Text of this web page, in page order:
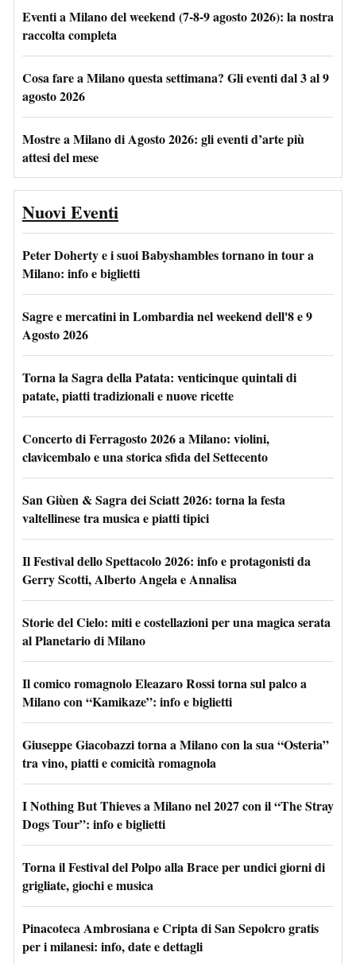
Eventi a Milano del weekend (7-8-9 agosto 2026): la nostra
raccolta completa
Cosa fare a Milano questa settimana? Gli eventi dal 3 al 9
agosto 2026
Mostre a Milano di Agosto 2026: gli eventi d’arte più
attesi del mese
Nuovi Eventi
Peter Doherty e i suoi Babyshambles tornano in tour a
Milano: info e biglietti
Sagre e mercatini in Lombardia nel weekend dell'8 e 9
Agosto 2026
Torna la Sagra della Patata: venticinque quintali di
patate, piatti tradizionali e nuove ricette
Concerto di Ferragosto 2026 a Milano: violini,
clavicembalo e una storica sfida del Settecento
San Giùen & Sagra dei Sciatt 2026: torna la festa
valtellinese tra musica e piatti tipici
Il Festival dello Spettacolo 2026: info e protagonisti da
Gerry Scotti, Alberto Angela e Annalisa
Storie del Cielo: miti e costellazioni per una magica serata
al Planetario di Milano
Il comico romagnolo Eleazaro Rossi torna sul palco a
Milano con “Kamikaze”: info e biglietti
Giuseppe Giacobazzi torna a Milano con la sua “Osteria”
tra vino, piatti e comicità romagnola
I Nothing But Thieves a Milano nel 2027 con il “The Stray
Dogs Tour”: info e biglietti
Torna il Festival del Polpo alla Brace per undici giorni di
grigliate, giochi e musica
Pinacoteca Ambrosiana e Cripta di San Sepolcro gratis
per i milanesi: info, date e dettagli